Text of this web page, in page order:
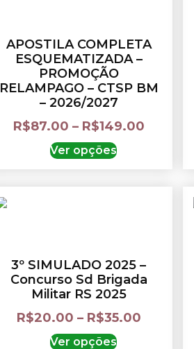
APOSTILA COMPLETA
ESQUEMATIZADA –
PROMOÇÃO
RELAMPAGO – CTSP BM
– 2026/2027
R$87.00 – R$149.00
Ver opções
3º SIMULADO 2025 –
Concurso Sd Brigada
Militar RS 2025
R$20.00 – R$35.00
Ver opções